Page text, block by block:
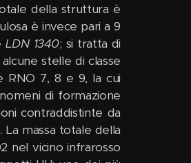
della struttura è
è invece pari a 9
LDN 1340; si tratta di
stelle di classe
RNO 7, 8 e 9, la cui
di formazione
contraddistinte da
massa totale della
nel vicino infrarosso